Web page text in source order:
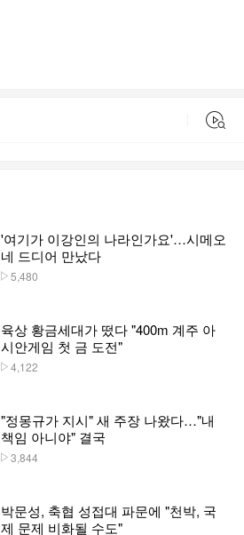
'여기가 이강인의 나라인가요'…시메오
네 드디어 만났다
5,480
육상 황금세대가 떴다 "400m 계주 아
시안게임 첫 금 도전"
4,122
"정몽규가 지시" 새 주장 나왔다…"내
책임 아니야" 결국
3,844
박문성, 축협 성접대 파문에 "천박, 국
제 문제 비화될 수도"